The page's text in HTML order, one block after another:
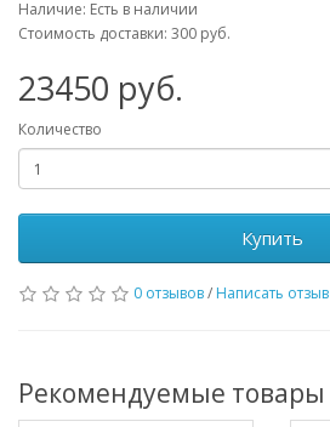
Наличие: Есть в наличии
Стоимость доставки: 300 руб.
23450 руб.
Количество
Купить
0 отзывов/ Написать отзыв
Рекомендуемые товары